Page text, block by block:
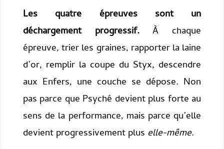
Les quatre épreuves sont un
déchargement progressif.À chaque
épreuve, trier les graines, rapporter la laine
d’or, remplir la coupe du Styx, descendre
aux Enfers, une couche se dépose. Non
pas parce que Psyché devient plus forte au
sens de la performance, mais parce qu’elle
devient progressivement plus elle-même.